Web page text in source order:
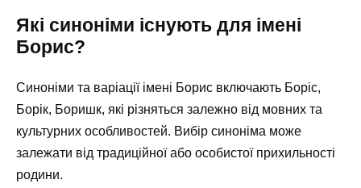
Які синоніми існують для імені
Борис?
Синоніми та варіації імені Борис включають Боріс,
Борік, Боришк, які різняться залежно від мовних та
культурних особливостей. Вибір синоніма може
залежати від традиційної або особистої прихильності
родини.